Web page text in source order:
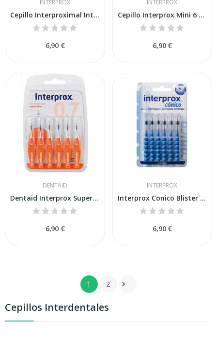
Cepillos Interdentales
INTERPROX
Cepillo Interproximal Interprox Nano 6 Cepillos
6,90 €
INTERPROX
Cepillo Interprox Mini 6 Cepillos
6,90 €
DENTAID
Dentaid Interprox Super Micro 6ds
6,90 €
INTERPROX
Interprox Conico Blister 6 U.
6,90 €
1 2 